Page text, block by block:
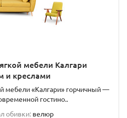
мебели Калгари
и креслами
мебели «Калгари» горчичный —
гостино..
обивки: велюр